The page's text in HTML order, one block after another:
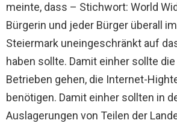
meinte, dass – Stichwort: World
Bürgerin und jeder Bürger überall
Steiermark uneingeschränkt auf
haben sollte. Damit einher sollte
Betrieben gehen, die Internet-
benötigen. Damit einher sollten in
Auslagerungen von Teilen der